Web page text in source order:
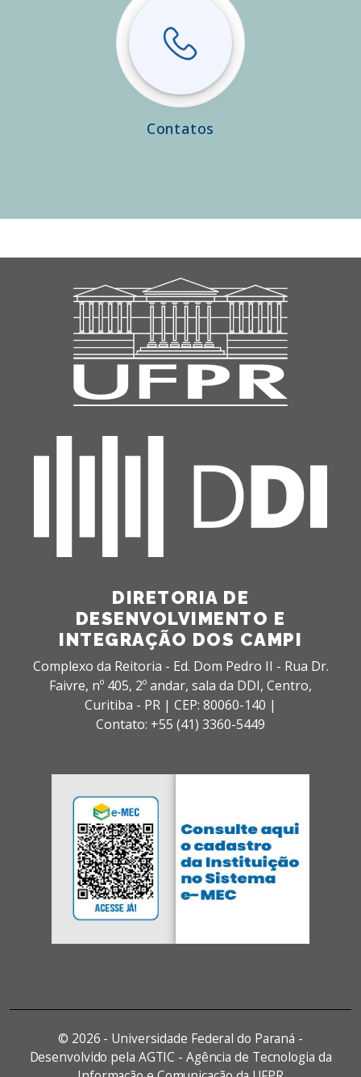
Contatos
DIRETORIA DE
DESENVOLVIMENTO E
INTEGRAÇÃO DOS CAMPI
Complexo da Reitoria - Ed. Dom Pedro II - Rua Dr.
Faivre, nº 405, 2º andar, sala da DDI, Centro,
Curitiba - PR | CEP: 80060-140 |
Contato: +55 (41) 3360-5449
© 2026 - Universidade Federal do Paraná -
Desenvolvido pela AGTIC - Agência de Tecnologia da